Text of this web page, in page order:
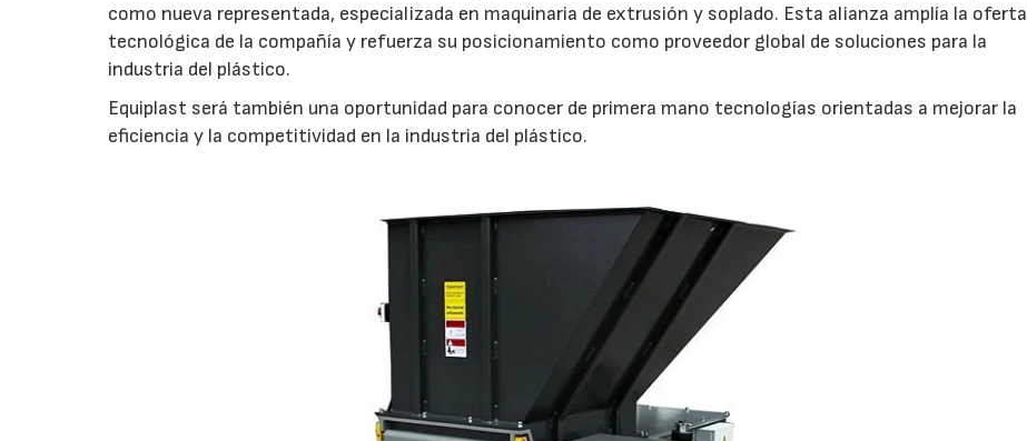
como nueva representada, especializada en maquinaria de extrusión y soplado. Esta alianza amplía la oferta
tecnológica de la compañía y refuerza su posicionamiento como proveedor global de soluciones para la
industria del plástico.
Equiplast será también una oportunidad para conocer de primera mano tecnologías orientadas a mejorar la
eficiencia y la competitividad en la industria del plástico.